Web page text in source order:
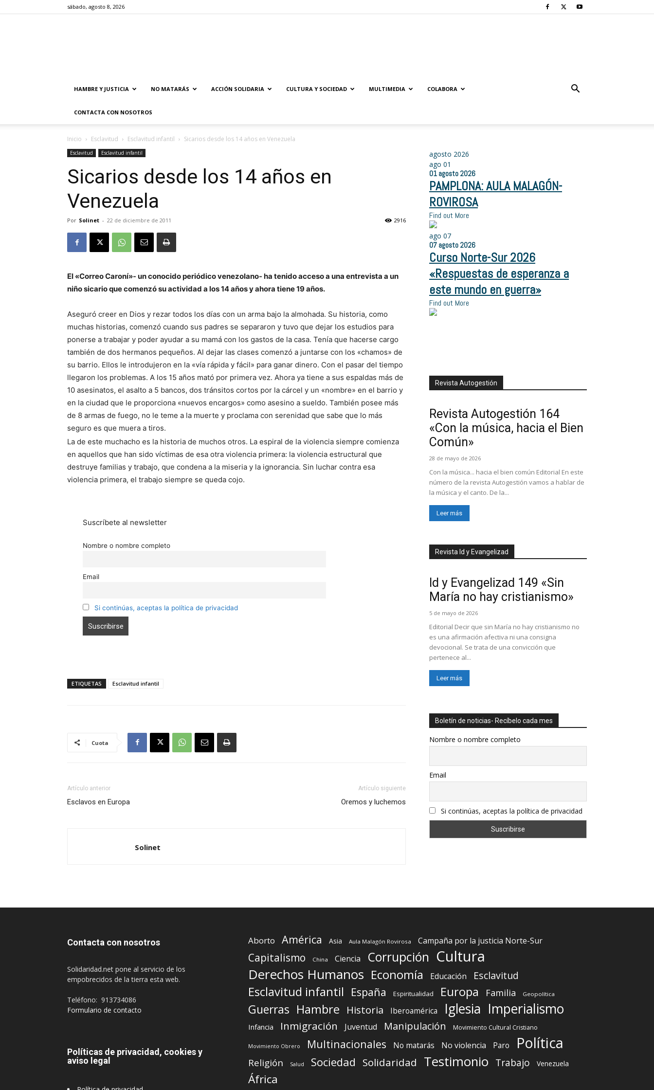
sábado, agosto 8, 2026
HAMBRE Y JUSTICIA NO MATARÁS ACCIÓN SOLIDARIA CULTURA Y SOCIEDAD MULTIMEDIA COLABORA
CONTACTA CON NOSOTROS
Inicio Esclavitud Esclavitud infantil Sicarios desde los 14 años en Venezuela
Esclavitud Esclavitud infantil
Sicarios desde los 14 años en
Venezuela
Por Solinet - 22 de diciembre de 2011 2916
El «Correo Caroní»- un conocido periódico venezolano- ha tenido acceso a una entrevista a un
niño sicario que comenzó su actividad a los 14 años y ahora tiene 19 años.
Aseguró creer en Dios y rezar todos los días con un arma bajo la almohada. Su historia, como
muchas historias, comenzó cuando sus padres se separaron y tuvo que dejar los estudios para
ponerse a trabajar y poder ayudar a su mamá con los gastos de la casa. Tenía que hacerse cargo
también de dos hermanos pequeños. Al dejar las clases comenzó a juntarse con los «chamos» de
su barrio. Ellos le introdujeron en la «vía rápida y fácil» para ganar dinero. Con el pasar del tiempo
llegaron los problemas. A los 15 años mató por primera vez. Ahora ya tiene a sus espaldas más de
10 asesinatos, el asalto a 5 bancos, dos tránsitos cortos por la cárcel y un «nombre» en el barrio y
en la ciudad que le proporciona «nuevos encargos» como asesino a sueldo. También posee más
de 8 armas de fuego, no le teme a la muerte y proclama con serenidad que sabe que lo más
seguro es que muera a tiros.
La de este muchacho es la historia de muchos otros. La espiral de la violencia siempre comienza
en aquellos que han sido víctimas de esa otra violencia primera: la violencia estructural que
destruye familias y trabajo, que condena a la miseria y la ignorancia. Sin luchar contra esa
violencia primera, el trabajo siempre se queda cojo.
Suscríbete al newsletter
Nombre o nombre completo
Email
Si continúas, aceptas la política de privacidad
ETIQUETAS Esclavitud infantil
Cuota
Artículo anterior
Esclavos en Europa
Artículo siguiente
Oremos y luchemos
Solinet
agosto 2026
ago 01
01 agosto 2026
PAMPLONA: AULA MALAGÓN-
ROVIROSA
Find out More
ago 07
07 agosto 2026
Curso Norte-Sur 2026
«Respuestas de esperanza a
este mundo en guerra»
Find out More
Revista Autogestión
Revista Autogestión 164
«Con la música, hacia el Bien
Común»
28 de mayo de 2026
Con la música... hacia el bien común Editorial En este
número de la revista Autogestión vamos a hablar de
la música y el canto. De la...
Leer más
Revista Id y Evangelizad
Id y Evangelizad 149 «Sin
María no hay cristianismo»
5 de mayo de 2026
Editorial Decir que sin María no hay cristianismo no
es una afirmación afectiva ni una consigna
devocional. Se trata de una convicción que
pertenece al...
Leer más
Boletín de noticias- Recíbelo cada mes
Nombre o nombre completo
Email
Si continúas, aceptas la política de privacidad
Contacta con nosotros
Solidaridad.net pone al servicio de los
empobrecidos de la tierra esta web.
Teléfono: 913734086
Formulario de contacto
Políticas de privacidad, cookies y
aviso legal
Aborto América Asia Aula Malagón Rovirosa Campaña por la justicia Norte-Sur
Capitalismo China Ciencia Corrupción Cultura
Derechos Humanos Economía Educación Esclavitud
Esclavitud infantil España Espiritualidad Europa Familia Geopolítica
Guerras Hambre Historia Iberoamérica Iglesia Imperialismo
Infancia Inmigración Juventud Manipulación Movimiento Cultural Cristiano
Movimiento Obrero Multinacionales No matarás No violencia Paro Política
Religión Salud Sociedad Solidaridad Testimonio Trabajo Venezuela
África